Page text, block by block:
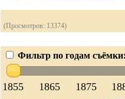
(Просмотров: 13374)
Фильтр по годам
1855 1865 1875